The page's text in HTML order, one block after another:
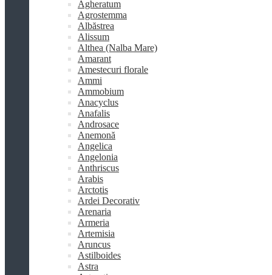
Agheratum
Agrostemma
Albăstrea
Alissum
Althea (Nalba Mare)
Amarant
Amestecuri florale
Ammi
Ammobium
Anacyclus
Anafalis
Androsace
Anemonă
Angelica
Angelonia
Anthriscus
Arabis
Arctotis
Ardei Decorativ
Arenaria
Armeria
Artemisia
Aruncus
Astilboides
Astra